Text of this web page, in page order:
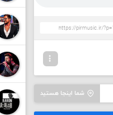
شما اینجا هستید